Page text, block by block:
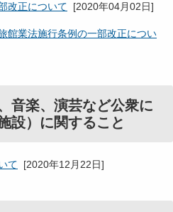
改正について [2020年04月02日]
館業法施行条例の一部改正につい
音楽、演芸など公衆に
設）に関すること
て [2020年12月22日]